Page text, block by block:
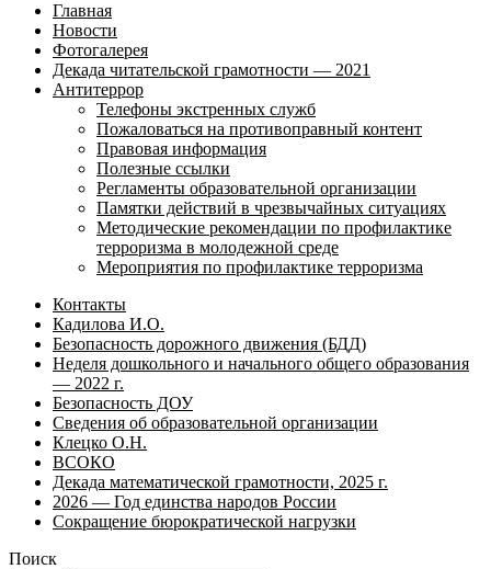
Главная
Новости
Фотогалерея
Декада читательской грамотности — 2021
Антитеррор
Телефоны экстренных служб
Пожаловаться на противоправный контент
Правовая информация
Полезные ссылки
Регламенты образовательной организации
Памятки действий в чрезвычайных ситуациях
Методические рекомендации по профилактике
терроризма в молодежной среде
Мероприятия по профилактике терроризма
Контакты
Кадилова И.О.
Безопасность дорожного движения (БДД)
Неделя дошкольного и начального общего образования
— 2022 г.
Безопасность ДОУ
Сведения об образовательной организации
Клецко О.Н.
ВСОКО
Декада математической грамотности, 2025 г.
2026 — Год единства народов России
Сокращение бюрократической нагрузки
Поиск